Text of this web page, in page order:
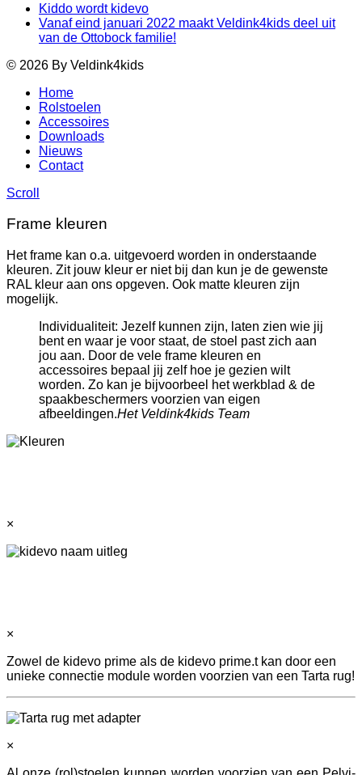
Kiddo wordt kidevo
Vanaf eind januari 2022 maakt Veldink4kids deel uit
van de Ottobock familie!
© 2026 By Veldink4kids
Home
Rolstoelen
Accessoires
Downloads
Nieuws
Contact
Scroll
Frame kleuren
Het frame kan o.a. uitgevoerd worden in onderstaande
kleuren. Zit jouw kleur er niet bij dan kun je de gewenste
RAL kleur aan ons opgeven. Ook matte kleuren zijn
mogelijk.
Individualiteit: Jezelf kunnen zijn, laten zien wie jij
bent en waar je voor staat, de stoel past zich aan
jou aan. Door de vele frame kleuren en
accessoires bepaal jij zelf hoe je gezien wilt
worden. Zo kan je bijvoorbeel het werkblad & de
spaakbeschermers voorzien van eigen
afbeeldingen.Het Veldink4kids Team
×
×
Zowel de kidevo prime als de kidevo prime.t kan door een
unieke connectie module worden voorzien van een Tarta rug!
×